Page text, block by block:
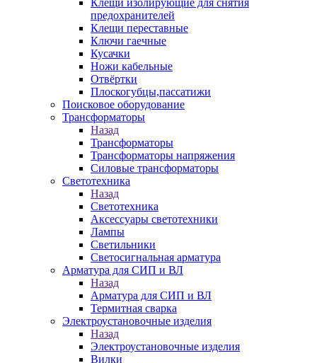
Клещи изолирующие для снятия
предохранителей
Клещи переставные
Ключи гаечные
Кусачки
Ножи кабельные
Отвёртки
Плоскогубцы,пассатижи
Поисковое оборудование
Трансформаторы
Назад
Трансформаторы
Трансформаторы напряжения
Силовые трансформаторы
Светотехника
Назад
Светотехника
Аксессуары светотехники
Лампы
Светильники
Светосигнальная арматура
Арматура для СИП и ВЛ
Назад
Арматура для СИП и ВЛ
Термитная сварка
Электроустановочные изделия
Назад
Электроустановочные изделия
Вилки